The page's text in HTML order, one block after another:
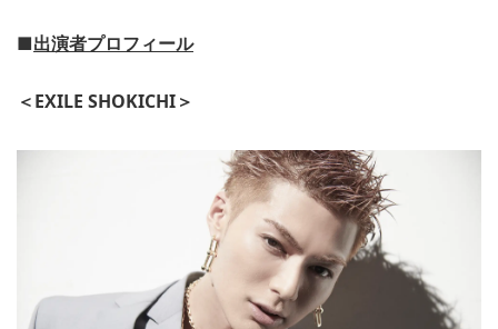
■出演者プロフィール
＜EXILE SHOKICHI＞